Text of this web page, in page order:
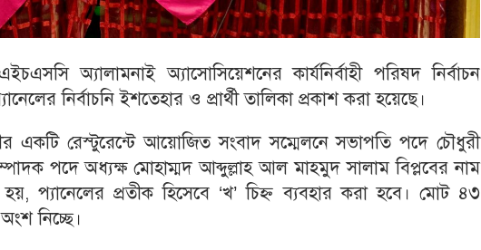
অ্যালামনাই অ্যাসোসিয়েশনের কার্যনির্বাহী পরিষদ নির্বাচন
নির্বাচনি ইশতেহার ও প্রার্থী তালিকা প্রকাশ করা হয়েছে।
একটি রেস্টুরেন্টে আয়োজিত সংবাদ সম্মেলনে সভাপতি পদে চৌধুরী
পদে অধ্যক্ষ মোহাম্মদ আব্দুল্লাহ আল মাহমুদ সালাম বিপ্লবের নাম
প্যানেলের প্রতীক হিসেবে ‘খ’ চিহ্ন ব্যবহার করা হবে। মোট ৪৩
নিচ্ছে।